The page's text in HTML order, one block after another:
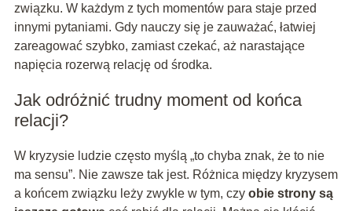
związku. W każdym z tych momentów para staje przed
innymi pytaniami. Gdy nauczy się je zauważać, łatwiej
zareagować szybko, zamiast czekać, aż narastające
napięcia rozerwą relację od środka.
Jak odróżnić trudny moment od końca
relacji?
W kryzysie ludzie często myślą „to chyba znak, że to nie
ma sensu”. Nie zawsze tak jest. Różnica między kryzysem
a końcem związku leży zwykle w tym, czy obie strony są